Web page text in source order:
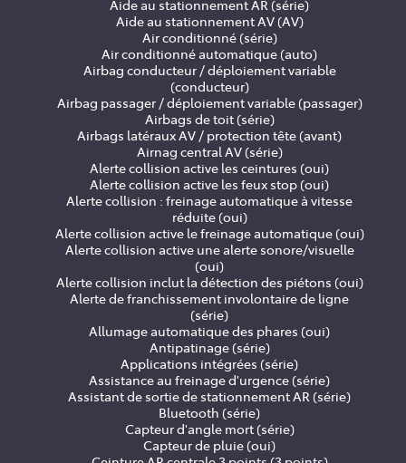
Aide au stationnement AR (série)
Aide au stationnement AV (AV)
Air conditionné (série)
Air conditionné automatique (auto)
Airbag conducteur / déploiement variable
(conducteur)
Airbag passager / déploiement variable (passager)
Airbags de toit (série)
Airbags latéraux AV / protection tête (avant)
Airnag central AV (série)
Alerte collision active les ceintures (oui)
Alerte collision active les feux stop (oui)
Alerte collision : freinage automatique à vitesse
réduite (oui)
Alerte collision active le freinage automatique (oui)
Alerte collision active une alerte sonore/visuelle
(oui)
Alerte collision inclut la détection des piétons (oui)
Alerte de franchissement involontaire de ligne
(série)
Allumage automatique des phares (oui)
Antipatinage (série)
Applications intégrées (série)
Assistance au freinage d'urgence (série)
Assistant de sortie de stationnement AR (série)
Bluetooth (série)
Capteur d'angle mort (série)
Capteur de pluie (oui)